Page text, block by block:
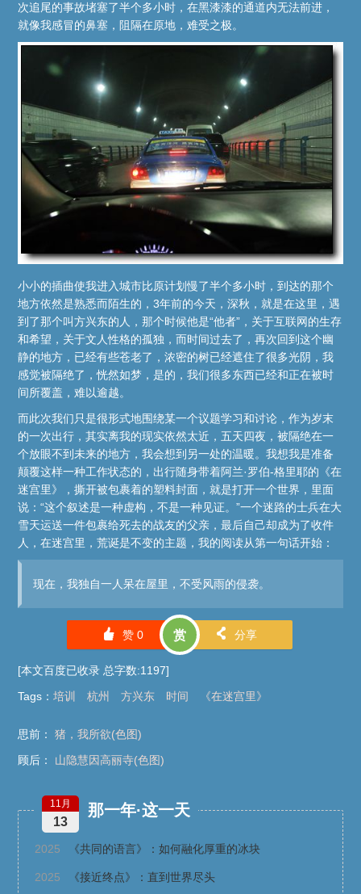
次追尾的事故堵塞了半个多小时，在黑漆漆的通道内无法前进，
就像我感冒的鼻塞，阻隔在原地，难受之极。
小小的插曲使我进入城市比原计划慢了半个多小时，到达的那个
地方依然是熟悉而陌生的，3年前的今天，深秋，就是在这里，遇
到了那个叫方兴东的人，那个时候他是“他者”，关于互联网的生存
和希望，关于文人性格的孤独，而时间过去了，再次回到这个幽
静的地方，已经有些苍老了，浓密的树已经遮住了很多光阴，我
感觉被隔绝了，恍然如梦，是的，我们很多东西已经和正在被时
间所覆盖，难以逾越。
而此次我们只是很形式地围绕某一个议题学习和讨论，作为岁末
的一次出行，其实离我的现实依然太近，五天四夜，被隔绝在一
个放眼不到未来的地方，我会想到另一处的温暖。我想我是准备
颠覆这样一种工作状态的，出行随身带着阿兰·罗伯-格里耶的《在
迷宫里》，撕开被包裹着的塑料封面，就是打开一个世界，里面
说：“这个叙述是一种虚构，不是一种见证。”一个迷路的士兵在大
雪天运送一件包裹给死去的战友的父亲，最后自己却成为了收件
人，在迷宫里，荒诞是不变的主题，我的阅读从第一句话开始：
现在，我独自一人呆在屋里，不受风雨的侵袭。
󰄼 赞 0 赏 󰄯 分享
[本文百度已收录 总字数:1197]
Tags ：培训 杭州 方兴东 时间 《在迷宫里》
思前：
猪，我所欲(色图)
顾后：
山隐慧因高丽寺(色图)
那一年·这一天
11月
13
2025 《共同的语言》：如何融化厚重的冰块
2025 《接近终点》：直到世界尽头